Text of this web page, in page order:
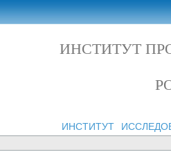
ИНСТИТУТ
ИНСТИТУТ